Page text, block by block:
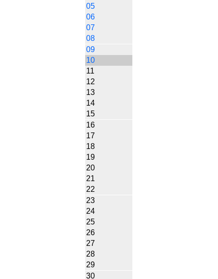
05
06
07
08
09
10
11
12
13
14
15
16
17
18
19
20
21
22
23
24
25
26
27
28
29
30